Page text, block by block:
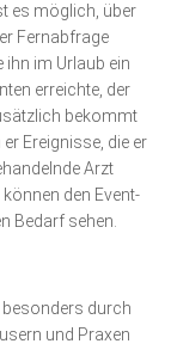
es möglich, über
Fernabfrage
ihn im Urlaub ein
erreichte, der
bekommt
Ereignisse, die er
Arzt
den Event-
Bedarf sehen.
besonders durch
und Praxen